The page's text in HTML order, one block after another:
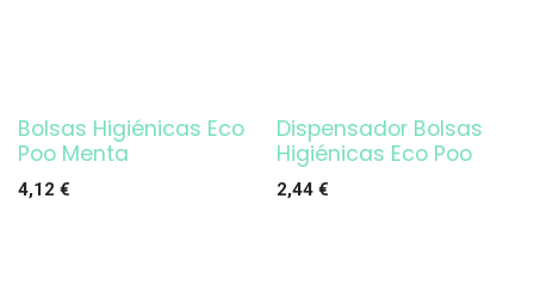
Bolsas Higiénicas Eco
Poo Menta
4,12 €
Dispensador Bolsas
Higiénicas Eco Poo
2,44€